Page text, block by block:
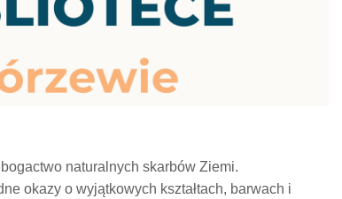
naturalnych skarbów Ziemi.
okazy o wyjątkowych kształtach, barwach i